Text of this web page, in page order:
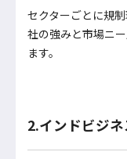
セクターごとに規
社の強みと市場ニ
ます。
2.インドビジ